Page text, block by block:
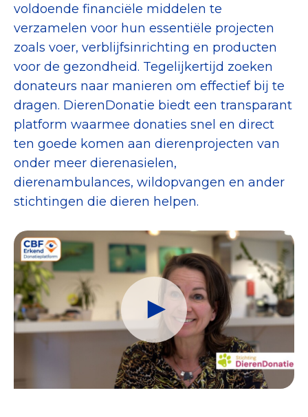
Nieuws
Over het CBF
Veelgestelde vragen
Register Erkende Donatieplatformen
voldoende financiële middelen te
verzamelen voor hun essentiële projecten
zoals voer, verblijfsinrichting en producten
voor de gezondheid. Tegelijkertijd zoeken
donateurs naar manieren om effectief bij te
dragen. DierenDonatie biedt een transparant
platform waarmee donaties snel en direct
ten goede komen aan dierenprojecten van
onder meer dierenasielen,
dierenambulances, wildopvangen en ander
stichtingen die dieren helpen.